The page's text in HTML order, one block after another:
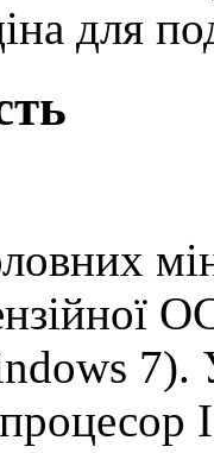
для
7).